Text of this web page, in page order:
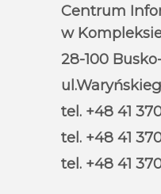
Centrum
w
28-100
tel. +48 41
tel. +48 41
tel. +48 41